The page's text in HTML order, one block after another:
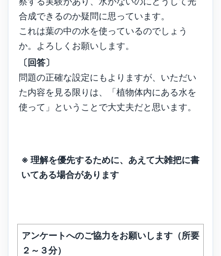
合成できるのか疑問に思っています。
これは葉の中の水を使っているのでしょう
か。よろしくお願いします。
〔回答〕
問題の正確な設定にもよりますが、いただい
た内容を見る限りは、「植物体内にある水を
使って」ということで大丈夫だと思います。
※ 理解を優先するために、あえて大雑把に書
いてある場合があります
アンケートへのご協力をお願いします（所要
２～３分）